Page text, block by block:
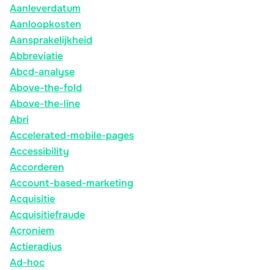
Aanleverdatum
Aanloopkosten
Aansprakelijkheid
Abbreviatie
Abcd-analyse
Above-the-fold
Above-the-line
Abri
Accelerated-mobile-pages
Accessibility
Accorderen
Account-based-marketing
Acquisitie
Acquisitiefraude
Acroniem
Actieradius
Ad-hoc